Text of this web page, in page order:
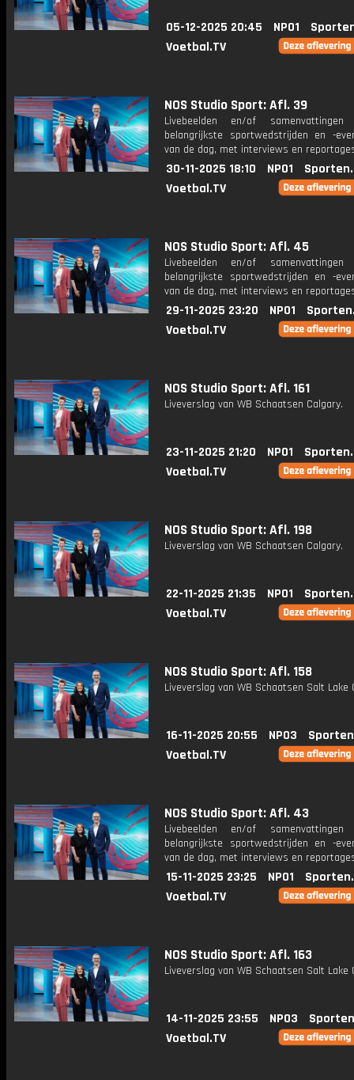
05-12-2025 20:45 NPO1
Voetbal.TV
NOS Studio Sport: Afl. 39
Livebeelden en/of
belangrijkste sportwedstrijden en -
van de dag, met interviews en
30-11-2025 18:10 NPO1
Voetbal.TV
NOS Studio Sport: Afl. 45
Livebeelden en/of
belangrijkste sportwedstrijden en -
van de dag, met interviews en
29-11-2025 23:20 NPO1
Voetbal.TV
NOS Studio Sport: Afl. 161
Liveverslag van WB Schaatsen Calgary.
23-11-2025 21:20 NPO1
Voetbal.TV
NOS Studio Sport: Afl. 198
Liveverslag van WB Schaatsen Calgary.
22-11-2025 21:35 NPO1
Voetbal.TV
NOS Studio Sport: Afl. 158
Liveverslag van WB Schaatsen Salt Lake
16-11-2025 20:55 NPO3
Voetbal.TV
NOS Studio Sport: Afl. 43
Livebeelden en/of
belangrijkste sportwedstrijden en -
van de dag, met interviews en
15-11-2025 23:25 NPO1
Voetbal.TV
NOS Studio Sport: Afl. 163
Liveverslag van WB Schaatsen Salt Lake
14-11-2025 23:55 NPO3
Voetbal.TV